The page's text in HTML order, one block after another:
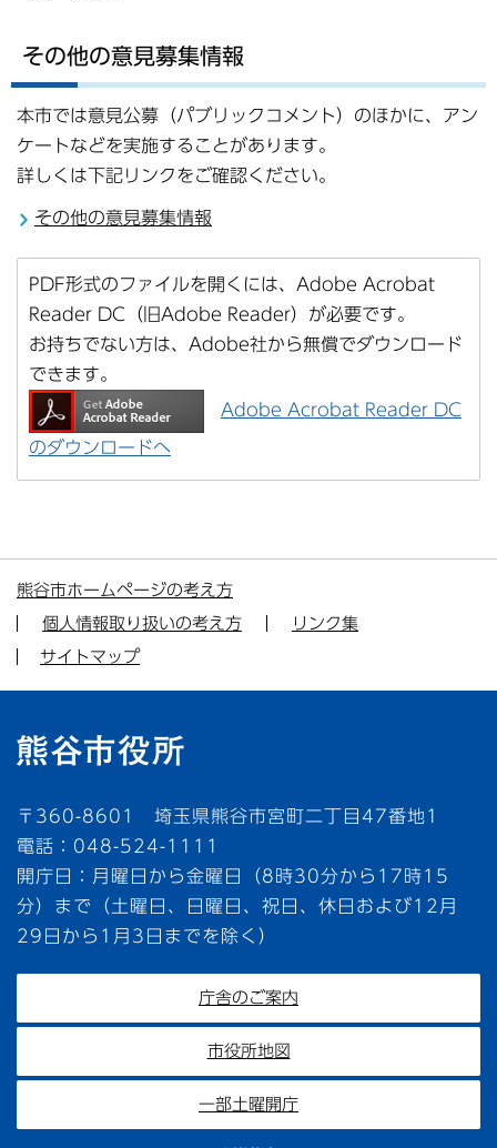
その他の意見募集情報
本市では意見公募（パブリックコメント）のほかに、アン
ケートなどを実施することがあります。
詳しくは下記リンクをご確認ください。
その他の意見募集情報
PDF形式のファイルを開くには、Adobe Acrobat
Reader DC（旧Adobe Reader）が必要です。
お持ちでない方は、Adobe社から無償でダウンロード
できます。
Adobe Acrobat Reader DC
のダウンロードへ
熊谷市ホームページの考え方
個人情報取り扱いの考え方
リンク集
サイトマップ
〒360-8601 埼玉県熊谷市宮町二丁目47番地1
電話：048-524-1111
開庁日：月曜日から金曜日（8時30分から17時15
分）まで（土曜日、日曜日、祝日、休日および12月
29日から1月3日までを除く）
庁舎のご案内
市役所地図
一部土曜開庁